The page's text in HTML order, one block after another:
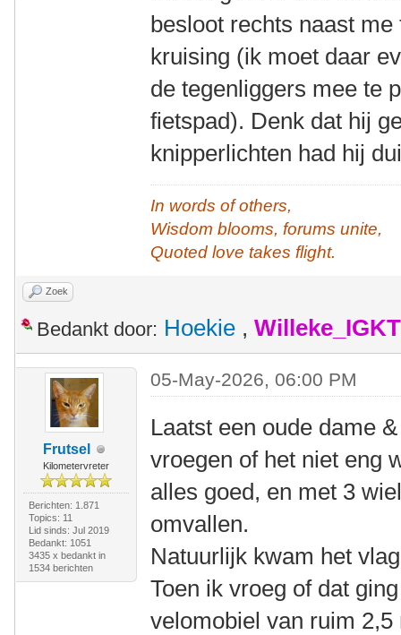
besloot rechts naast
kruising (ik moet daar
de tegenliggers mee te
fietspad). Denk dat hij
knipperlichten had hij
In words of others,
Wisdom blooms, forums unite,
Quoted love takes flight.
Zoek
Bedankt door: Hoekie , Willeke_IGKT
Frutsel
Kilometervreter
Berichten: 1.871
Topics: 11
Lid sinds: Jul 2019
Bedankt: 1051
3435 x bedankt in
1534 berichten
05-May-2026, 06:00 PM
Laatst een oude dame
vroegen of het niet eng
alles goed, en met 3
omvallen.
Natuurlijk kwam het
Toen ik vroeg of dat
velomobiel van ruim